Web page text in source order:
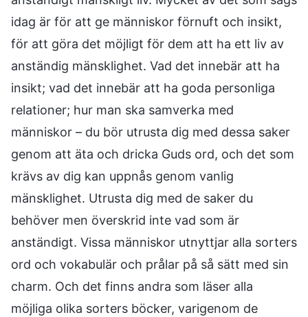
idag är för att ge människor förnuft och insikt,
för att göra det möjligt för dem att ha ett liv av
anständig mänsklighet. Vad det innebär att ha
insikt; vad det innebär att ha goda personliga
relationer; hur man ska samverka med
människor – du bör utrusta dig med dessa saker
genom att äta och dricka Guds ord, och det som
krävs av dig kan uppnås genom vanlig
mänsklighet. Utrusta dig med de saker du
behöver men överskrid inte vad som är
anständigt. Vissa människor utnyttjar alla sorters
ord och vokabulär och prålar på så sätt med sin
charm. Och det finns andra som läser alla
möjliga olika sorters böcker, varigenom de